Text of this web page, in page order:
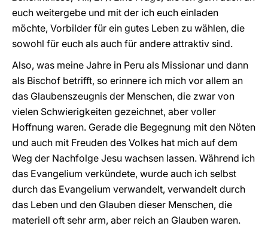
euch weitergebe und mit der ich euch einladen
möchte, Vorbilder für ein gutes Leben zu wählen, die
sowohl für euch als auch für andere attraktiv sind.
Also, was meine Jahre in Peru als Missionar und dann
als Bischof betrifft, so erinnere ich mich vor allem an
das Glaubenszeugnis der Menschen, die zwar von
vielen Schwierigkeiten gezeichnet, aber voller
Hoffnung waren. Gerade die Begegnung mit den Nöten
und auch mit Freuden des Volkes hat mich auf dem
Weg der Nachfolge Jesu wachsen lassen. Während ich
das Evangelium verkündete, wurde auch ich selbst
durch das Evangelium verwandelt, verwandelt durch
das Leben und den Glauben dieser Menschen, die
materiell oft sehr arm, aber reich an Glauben waren.